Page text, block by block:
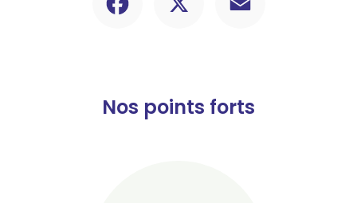
Nos points forts